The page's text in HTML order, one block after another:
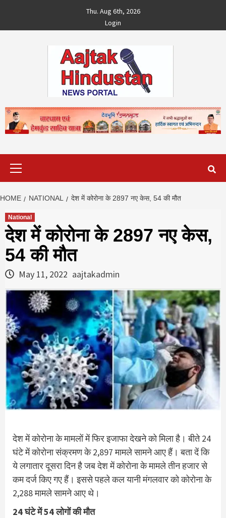
content
Thu. Aug 6th, 2026
Login
HOME NATIONAL देश में कोरोना के 2897 नए केस, 54 की मौत
National
देश में कोरोना के 2897 नए केस,
54 की मौत
May 11, 2022 aajtakadmin
देश में कोरोना के मामलोंमें फिर इजाफा देखने को मिला है। बीते 24
घंटे में कोरोना संक्रमण के 2,897 मामले सामने आए हैं। बता दें कि
ये लगातार दूसरा दिन है जब देश में कोरोना के मामले तीन हजार से
कम दर्ज किए गए हैं। इससे पहले कल यानी मंगलवार को कोरोना के
2,288 मामले सामने आए थे।
24 घंटे में 54 लोगों की मौत